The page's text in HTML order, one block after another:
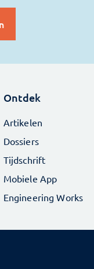
Ontdek
Artikelen
Dossiers
Tijdschrift
Mobiele App
Engineering Works